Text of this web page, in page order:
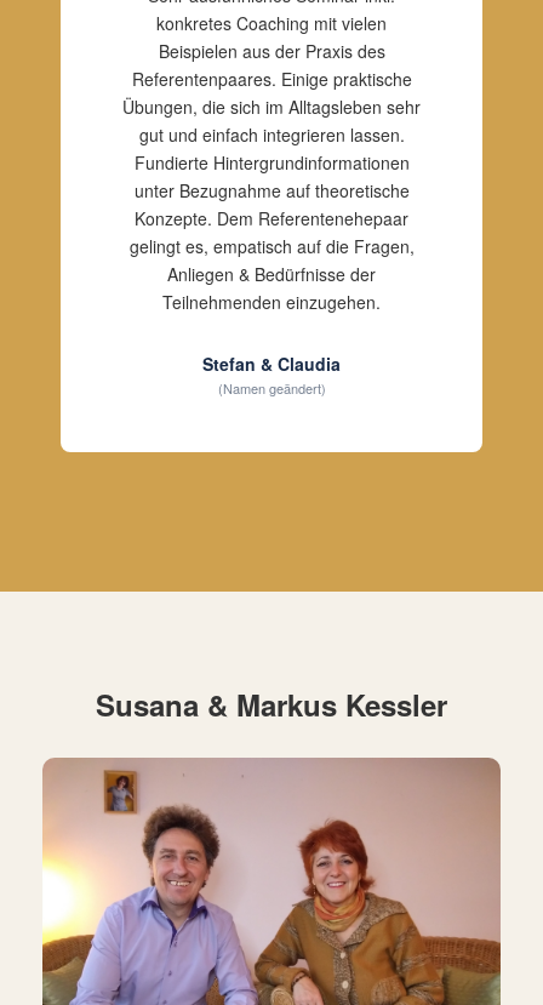
konkretes Coaching mit vielen
Beispielen aus der Praxis des
Referentenpaares. Einige praktische
Übungen, die sich im Alltagsleben sehr
gut und einfach integrieren lassen.
Fundierte Hintergrundinformationen
unter Bezugnahme auf theoretische
Konzepte. Dem Referentenehepaar
gelingt es, empatisch auf die Fragen,
Anliegen & Bedürfnisse der
Teilnehmenden einzugehen.
Stefan & Claudia
(Namen geändert)
Susana & Markus Kessler